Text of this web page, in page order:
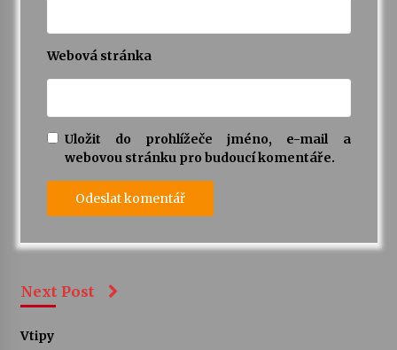
Webová stránka
Uložit do prohlížeče jméno, e-mail a
webovou stránku pro budoucí komentáře.
Next Post
Vtipy